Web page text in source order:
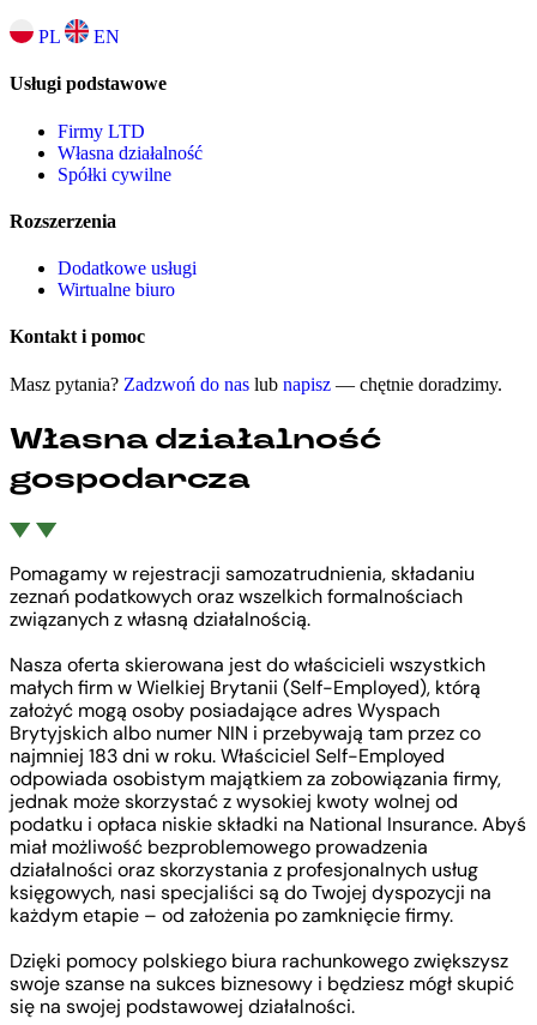
PL EN
Usługi podstawowe
Firmy LTD
Własna działalność
Spółki cywilne
Rozszerzenia
Dodatkowe usługi
Wirtualne biuro
Kontakt i pomoc
Masz pytania? Zadzwoń do nas lub napisz — chętnie doradzimy.
Własna działalność
gospodarcza
Pomagamy w rejestracji samozatrudnienia, składaniu
zeznań podatkowych oraz wszelkich formalnościach
związanych z własną działalnością.
Nasza oferta skierowana jest do właścicieli wszystkich
małych firm w Wielkiej Brytanii (Self-Employed), którą
założyć mogą osoby posiadające adres Wyspach
Brytyjskich albo numer NIN i przebywają tam przez co
najmniej 183 dni w roku. Właściciel Self-Employed
odpowiada osobistym majątkiem za zobowiązania firmy,
jednak może skorzystać z wysokiej kwoty wolnej od
podatku i opłaca niskie składki na National Insurance. Abyś
miał możliwość bezproblemowego prowadzenia
działalności oraz skorzystania z profesjonalnych usług
księgowych, nasi specjaliści są do Twojej dyspozycji na
każdym etapie – od założenia po zamknięcie firmy.
Dzięki pomocy polskiego biura rachunkowego zwiększysz
swoje szanse na sukces biznesowy i będziesz mógł skupić
się na swojej podstawowej działalności.